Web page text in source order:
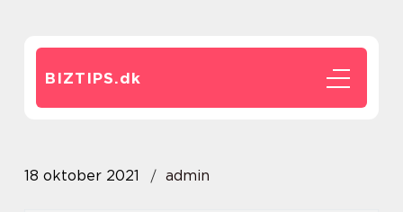
BIZTIPS.dk
18 oktober 2021 admin